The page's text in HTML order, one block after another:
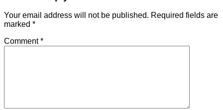
Your email address will not be published. Required fields are
marked *
Comment*